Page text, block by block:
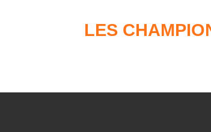
LES